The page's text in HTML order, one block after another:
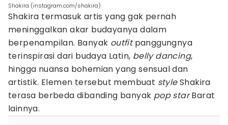
Shakira (instagram.com/shakira)
Shakira termasuk artis yang gak pernah
meninggalkan akar budayanya dalam
berpenampilan. Banyak outfitpanggungnya
terinspirasi dari budaya Latin, belly dancing,
hingga nuansa bohemian yang sensual dan
artistik. Elemen tersebut membuat styleShakira
terasa berbeda dibanding banyak pop starBarat
lainnya.